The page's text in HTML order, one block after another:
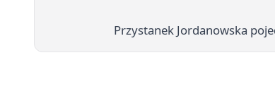
Przystanek Jordanowska